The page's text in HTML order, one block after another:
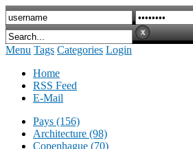
Menu Tags Categories Login
Home
RSS Feed
E-Mail
Pays (156)
Architecture (98)
Copenhague (70)